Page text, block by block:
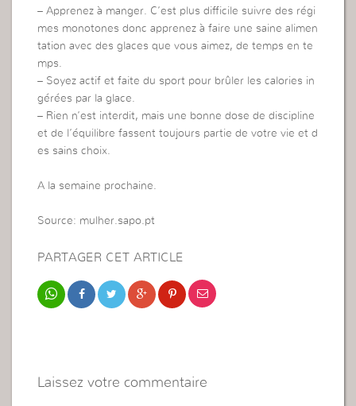
– Apprenez à manger. C’est plus difficile suivre des régi
mes monotones donc apprenez à faire une saine alimen
tation avec des glaces que vous aimez, de temps en te
mps.
– Soyez actif et faite du sport pour brûler les calories in
gérées par la glace.
– Rien n’est interdit, mais une bonne dose de discipline
et de l’équilibre fassent toujours partie de votre vie et d
es sains choix.
A la semaine prochaine.
Source: mulher.sapo.pt
PARTAGER CET ARTICLE
Laissez votre commentaire